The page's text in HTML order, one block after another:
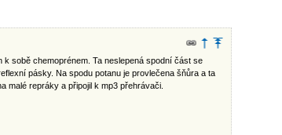
sobě chemoprénem. Ta neslepená spodní část se
pásky. Na spodu potanu je provlečena šňůra a ta
malé repráky a připojil k mp3 přehrávači.